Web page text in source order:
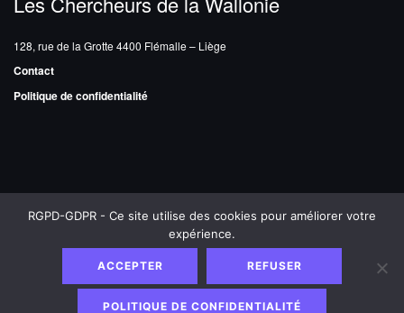
128, rue de la Grotte 4400 Flémalle – Liège
Contact
Politique de confidentialité
Les Chercheurs de la WallonieCopyright © 2026 - Une création
Françoise BanierMAINTENANCE DE SITES INTERNET |
THIERRYMAESEN.BE
RGPD-GDPR - Ce site utilise des cookies pour améliorer votre
expérience.
ACCEPTER REFUSER
POLITIQUE DE CONFIDENTIALITÉ